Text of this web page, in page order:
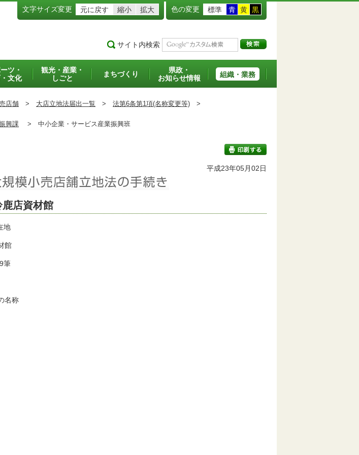
文字サイズ変更 元に戻す 縮小 拡大 色の変更 標準 青 黄 黒
サイト内検索
ツ・
文化
観光・産業・
しごと
まちづくり
県政・
お知らせ情報
組織・業務
店舗 > 大店立地法届出一覧 > 法第6条第1項(名称変更等) >
興課 > 中小企業・サービス産業振興班
平成23年05月02日
店資材館
地
館
筆
名称